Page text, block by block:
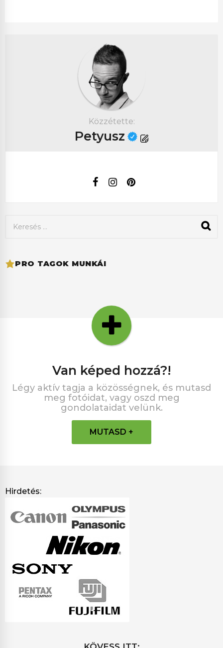
közzétette:
Petyusz
é
PRO TAGOK MUNKÁI
van képed hozzá?!
Légy aktív tagja a közösségnek, és mutasd
meg fotóidat, vagy oszd meg
gondolataidat velünk.
MUTASD +
Hirdetés: